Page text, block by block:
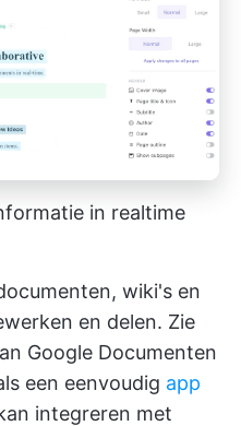
in realtime
wiki's en
en delen. Zie
Google Documenten
een eenvoudig app
integreren met